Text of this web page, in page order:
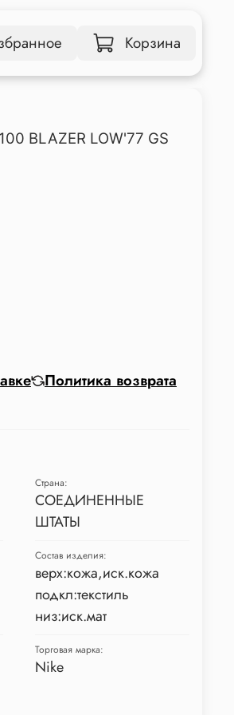
Корзина
BLAZER LOW'77 GS
Политика возврата
Страна:
СОЕДИНЕННЫЕ
ШТАТЫ
Состав изделия:
верх:кожа,иск.кожа
подкл:текстиль
низ:иск.мат
Торговая марка:
Nike